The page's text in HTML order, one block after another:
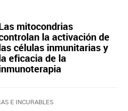
mitocondrias
la activación de
células inmunitarias y
eficacia de la
E INCURABLES